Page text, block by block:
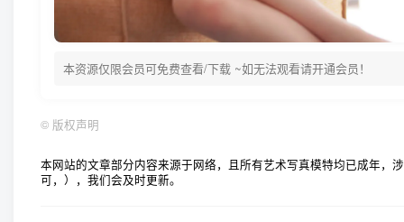
本资源仅限会员可免费查看/下载 ~如无法观看请开通会员！
© 版权声明
本网站的文章部分内容来源于网络，且所有艺术写真模特均已成年，
可，），我们会及时更新。